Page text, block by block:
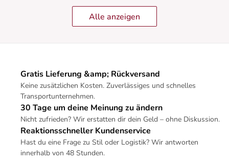
Alle anzeigen
Gratis Lieferung &amp; Rückversand
Keine zusätzlichen Kosten. Zuverlässiges und schnelles
Transportunternehmen.
30 Tage um deine Meinung zu ändern
Nicht zufrieden? Wir erstatten dir dein Geld – ohne Diskussion.
Reaktionsschneller Kundenservice
Hast du eine Frage zu Stil oder Logistik? Wir antworten
innerhalb von 48 Stunden.